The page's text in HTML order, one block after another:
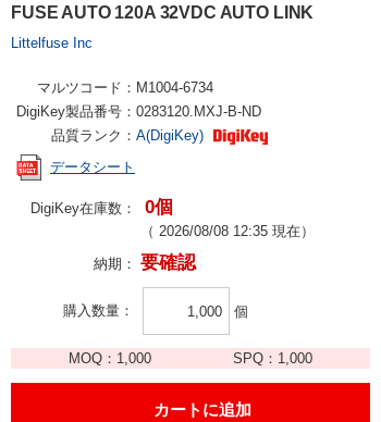
FUSE AUTO 120A 32VDC AUTO LINK
Littelfuse Inc
マルツコード： M1004-6734
DigiKey製品番号： 0283120.MXJ-B-ND
品質ランク： A(DigiKey)
データシート
DigiKey在庫数： 0個
（ 2026/08/08 12:35 現在）
納期： 要確認
購入数量 個
MOQ： 1,000 SPQ： 1,000